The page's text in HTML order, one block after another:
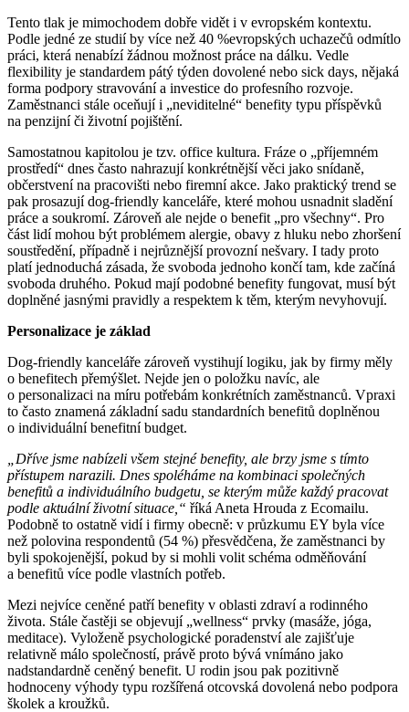
Tento tlak je mimochodem dobře vidět i v evropském kontextu.
Podle jedné ze studií by více než 40 %evropských uchazečů odmítlo
práci, která nenabízí žádnou možnost práce na dálku. Vedle
flexibility je standardem pátý týden dovolené nebo sick days, nějaká
forma podpory stravování a investice do profesního rozvoje.
Zaměstnanci stále oceňují i „neviditelné“ benefity typu příspěvků
na penzijní či životní pojištění.
Samostatnou kapitolou je tzv. office kultura. Fráze o „příjemném
prostředí“ dnes často nahrazují konkrétnější věci jako snídaně,
občerstvení na pracovišti nebo firemní akce. Jako praktický trend se
pak prosazují dog-friendly kanceláře, které mohou usnadnit sladění
práce a soukromí. Zároveň ale nejde o benefit „pro všechny“. Pro
část lidí mohou být problémem alergie, obavy z hluku nebo zhoršení
soustředění, případně i nejrůznější provozní nešvary. I tady proto
platí jednoduchá zásada, že svoboda jednoho končí tam, kde začíná
svoboda druhého. Pokud mají podobné benefity fungovat, musí být
doplněné jasnými pravidly a respektem k těm, kterým nevyhovují.
Personalizace je základ
Dog-friendly kanceláře zároveň vystihují logiku, jak by firmy měly
o benefitech přemýšlet. Nejde jen o položku navíc, ale
o personalizaci na míru potřebám konkrétních zaměstnanců. Vpraxi
to často znamená základní sadu standardních benefitů doplněnou
o individuální benefitní budget.
„Dříve jsme nabízeli všem stejné benefity, ale brzy jsme s tímto
přístupem narazili. Dnes spoléháme na kombinaci společných
benefitů a individuálního budgetu, se kterým může každý pracovat
podle aktuální životní situace,“ říká Aneta Hrouda z Ecomailu.
Podobně to ostatně vidí i firmy obecně: v průzkumu EY byla více
než polovina respondentů (54 %) přesvědčena, že zaměstnanci by
byli spokojenější, pokud by si mohli volit schéma odměňování
a benefitů více podle vlastních potřeb.
Mezi nejvíce ceněné patří benefity v oblasti zdraví a rodinného
života. Stále častěji se objevují „wellness“ prvky (masáže, jóga,
meditace). Vyloženě psychologické poradenství ale zajišťuje
relativně málo společností, právě proto bývá vnímáno jako
nadstandardně ceněný benefit. U rodin jsou pak pozitivně
hodnoceny výhody typu rozšířená otcovská dovolená nebo podpora
školek a kroužků.